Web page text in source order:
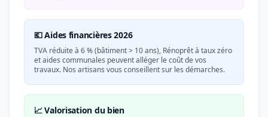
💶 Aides financières 2026
TVA réduite à 6 % (bâtiment > 10 ans), Rénoprêt à taux zéro
et aides communales peuvent alléger le coût de vos
travaux. Nos artisans vous conseillent sur les démarches.
📈 Valorisation du bien